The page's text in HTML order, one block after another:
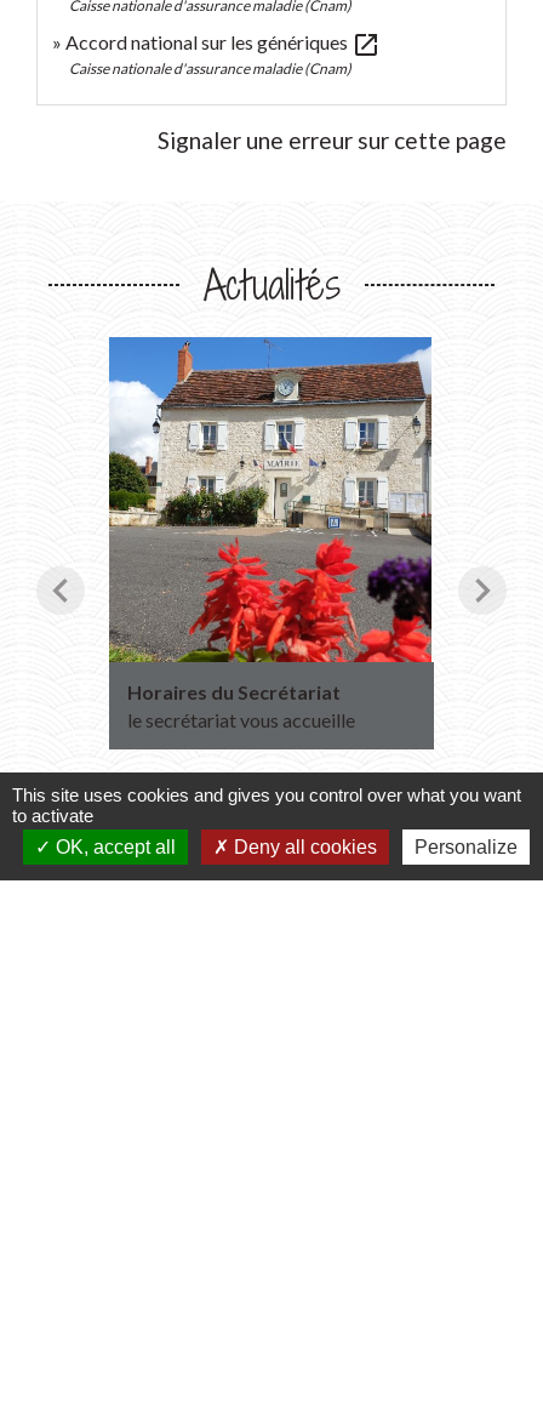
Caisse nationale d'assurance maladie (Cnam)
Accord national sur les génériques open_in_new
Caisse nationale d'assurance maladie (Cnam)
Signaler une erreur sur cette page
Actualités
Horaires du Secrétariat
le secrétariat vous accueille
chevron_left chevron_right
This site uses cookies and gives you control over what you want
to activate
OK, accept all
Deny all cookies Personalize